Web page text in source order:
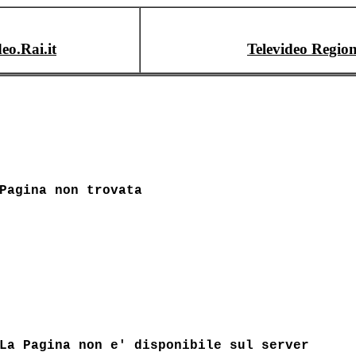
Televideo
Pagina non trovata
La Pagina non e' disponibile sul server